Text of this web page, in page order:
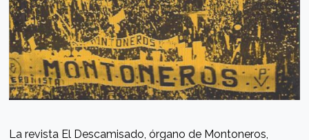
La revista El Descamisado, órgano de Montoneros,